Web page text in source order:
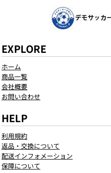
EXPLORE
ホーム
商品一覧
会社概要
お問い合わせ
HELP
利用規約
返品・交換について
配送インフォメーション
保障について